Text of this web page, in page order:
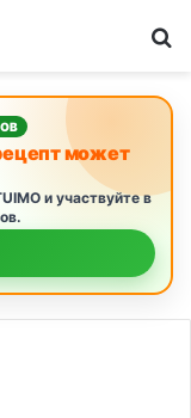
может
и участвуйте в